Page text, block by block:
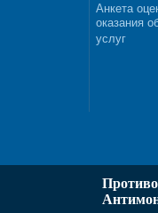
Анкета
оказания
услуг